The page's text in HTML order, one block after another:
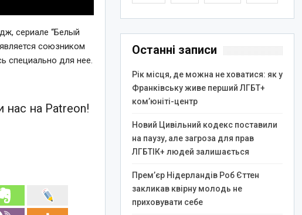
сериале “Белый
союзником
специально для нее.
на Patreon!
Останні записи
Рік місця, де можна не ховатися: як у
Франківську живе перший ЛГБТ+
ком’юніті-центр
Новий Цивільний кодекс поставили
на паузу, але загроза для прав
ЛГБТІК+ людей залишається
Прем’єр Нідерландів Роб Єттен
закликав квірну молодь не
приховувати себе